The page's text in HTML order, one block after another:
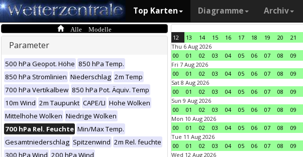
Top Karten Diagramme Archiv
Alle Modelle
Parameter
500 hPa Geopot. Höhe 850 hPa Temp.
850 hPa Stromlinien Niederschlag 2m Temp
700 hPa Vertikalbew 850 hPa Pot. Äquiv. Temp
10m Wind 2m Taupunkt CAPE/LI Hohe Wolken
Mittelhohe Wolken Niedrige Wolken
700 hPa Rel. Feuchte Min/Max Temp.
Gesamtniederschlag Spitzenwind 2m Rel. feuchte
300 hPa Wind 200 hPa Wind
12 13 14 15 16 17 18 19 20 21
Thu 6 Aug 2026
00
01 02 03 04 05 06 07 08 09
Fri 7 Aug 2026
00
01 02 03 04 05 06 07 08 09
Sat 8 Aug 2026
00
01 02 03 04 05 06 07 08 09
Sun 9 Aug 2026
00
01 02 03 04 05 06 07 08 09
Mon 10 Aug 2026
00
01 02 03 04 05 06 07 08 09
Tue 11 Aug 2026
00
01 02 03 04 05 06 07 08 09
Wed 12 Aug 2026